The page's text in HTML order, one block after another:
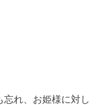
忘れ、お姫様に対し